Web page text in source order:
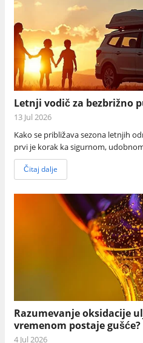
Letnji vodič za bezbrižno
13 Jul 2026
Kako se približava sezona letnjih
prvi je korak ka sigurnom,
Čitaj dalje
Razumevanje oksidacije
vremenom postaje gušće?
4 Jul 2026